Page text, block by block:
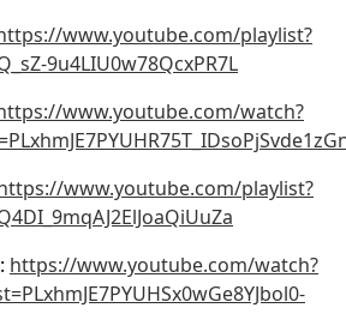
www.youtube.com/playlist?
9u4LIU0w78QcxPR7L
www.youtube.com/watch?
www.youtube.com/playlist?
https://www.youtube.com/watch?